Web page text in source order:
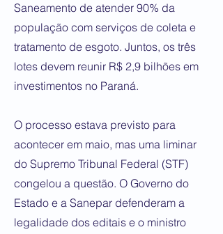
Saneamento de atender 90% da
população com serviços de coleta e
tratamento de esgoto. Juntos, os três
lotes devem reunir R$ 2,9 bilhões em
investimentos no Paraná.
O processo estava previsto para
acontecer em maio, mas uma liminar
do Supremo Tribunal Federal (STF)
congelou a questão. O Governo do
Estado e a Sanepar defenderam a
legalidade dos editais e o ministro